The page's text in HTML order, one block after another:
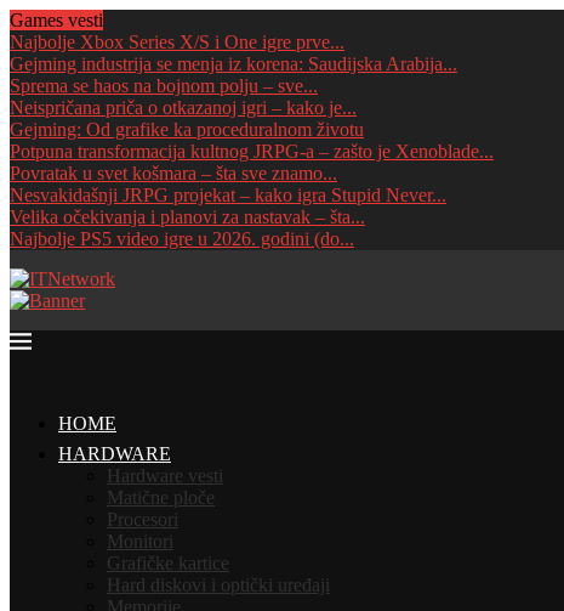
Games vesti
Najbolje Xbox Series X/S i One igre prve...
Gejming industrija se menja iz korena: Saudijska Arabija...
Sprema se haos na bojnom polju – sve...
Neispričana priča o otkazanoj igri – kako je...
Gejming: Od grafike ka proceduralnom životu
Potpuna transformacija kultnog JRPG-a – zašto je Xenoblade...
Povratak u svet košmara – šta sve znamo...
Nesvakidašnji JRPG projekat – kako igra Stupid Never...
Velika očekivanja i planovi za nastavak – šta...
Najbolje PS5 video igre u 2026. godini (do...
HOME
HARDWARE
Hardware vesti
Matične ploče
Procesori
Monitori
Grafičke kartice
Hard diskovi i optički uređaji
Memorije